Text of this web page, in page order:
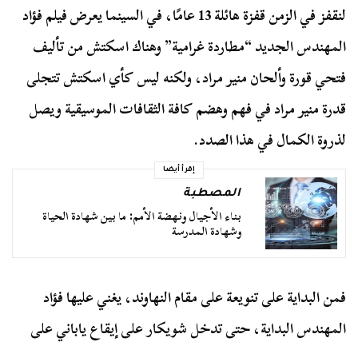
لنقفز في الزمن قفزة هائلة 13 عامًا، في السينما يعرض فيلم فؤاد
المهندس الجديد “مطاردة غرامية” وهناك اسكتش من تأليف
فتحي قورة وألحان منير مراد، ولكنه ليس كأي اسكتش تتجلى
قدرة منير مراد في فهم وهضم كافة الثقافات الموسيقية ويصل
لذروة الكمال في هذا الصدد.
إقرأ أيضا
المصطبة
بناء الأجيال ونهضة الأمم: ما بين شهادة الحياة
وشهادة المدرسة
فمن البداية على تنويعة على مقام النهاوند، يغني عليها فؤاد
المهندس البداية، حتى تدخل شويكار على إيقاع ياباني على